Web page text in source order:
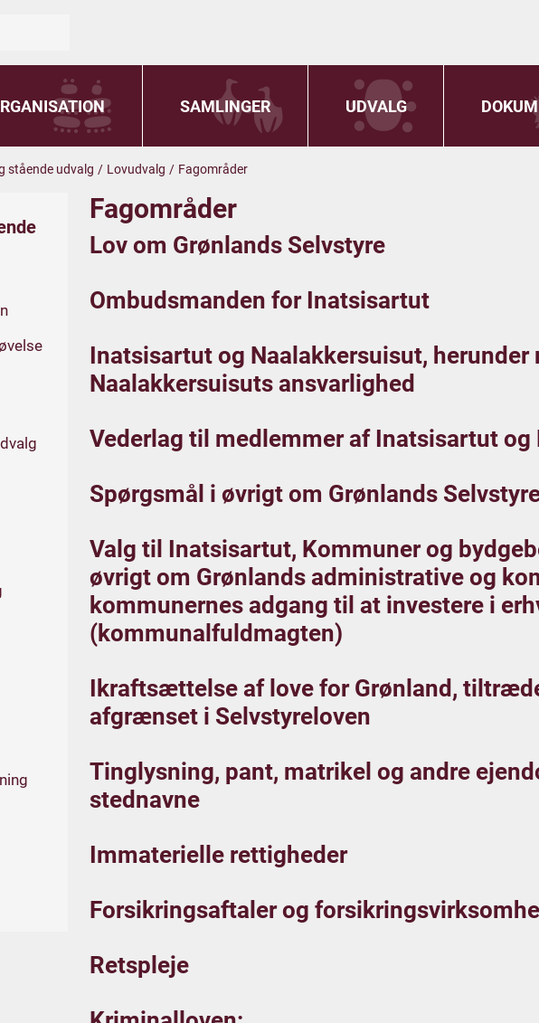
SAMLINGER UDVALG
stående udvalg / Lovudvalg / Fagområder
Fagområder
Lov om Grønlands Selvstyre
Ombudsmanden for Inatsisartut
Inatsisartut og Naalakkersuisut, herunder
Naalakkersuisuts ansvarlighed
Vederlag til medlemmer af Inatsisartut og
Spørgsmål i øvrigt om Grønlands
Valg til Inatsisartut, Kommuner og
øvrigt om Grønlands administrative og
kommunernes adgang til at investere i
(kommunalfuldmagten)
Ikraftsættelse af love for Grønland,
afgrænset i Selvstyreloven
Tinglysning, pant, matrikel og andre
stednavne
Immaterielle rettigheder
Forsikringsaftaler og
Retspleje